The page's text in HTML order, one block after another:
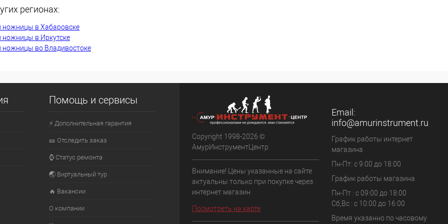
Недоступно
регионах:
ножницы в Хабаровске
ножницы в Иркутске
ножницы во Владивостоке
Помощь и сервисы
⚡ Дополнительная гарантия
🎫 Отследить заказ
⌚ Статус ремонта
🌏 Виртуальный тур
🔥 Вакансии
О компании
Copyright 1998-2026 ©
АмурИнструментЦентр
Внимание! Цены указанные на сайте
актуальны только при покупке через
интернет магазин
Посмотреть на карте
Email:
info@amurinstrument.ru
График работы интернет
магазина
Пн-Пт: с 9:00 до 18:00
График работы магазина
Пн-Пт : с 09:00 до 18:00
Сб,Вс : c 10:00 до 16:00
Время указанно по часовому